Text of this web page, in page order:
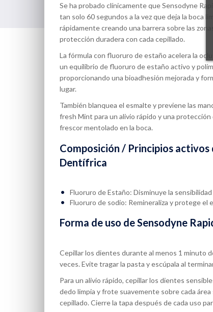
Se ha probado clínicamente que Sensodyne
tan solo 60 segundos a la vez que deja la boca
rápidamente creando una barrera sobre las
protección duradera con cada cepillado.
La fórmula con fluoruro de estaño acelera la
un equilibrio de fluoruro de estaño activo y
proporcionando una bioadhesión mejorada y
lugar.
También blanquea el esmalte y previene las
fresh Mint para un alivio rápido y una
frescor mentolado en la boca.
Composición / Principios activos
Dentífrica
Fluoruro de Estaño: Disminuye la
Fluoruro de sodio: Remineraliza y protege el
Forma de uso de Sensodyne
Cepillar los dientes durante al menos 1 minuto
veces. Evite tragar la pasta y escúpala al
Para un alivio rápido, cepillar los dientes
dedo limpia y frote suavemente sobre cada
cepillado. Cierre la tapa después de cada uso